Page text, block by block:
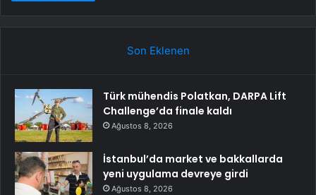
Son Eklenen
Türk mühendis Polatkan, DARPA Lift
Challenge’da finale kaldı
Ağustos 8, 2026
İstanbul’da market ve bakkallarda
yeni uygulama devreye girdi
Ağustos 8, 2026